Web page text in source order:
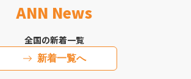
ANN News
全国の新着一覧
新着一覧へ